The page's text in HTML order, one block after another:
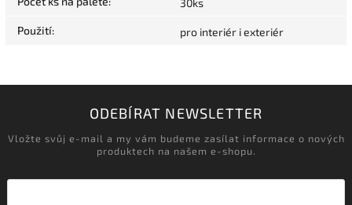
30ks
Použití: pro interiér i exteriér
ODEBÍRAT NEWSLETTER
Vložte svůj e-mail a my vám budeme zasílat informace o nových
produktech na našem e-shopu.